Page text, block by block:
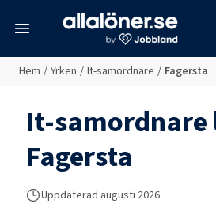
Hem / Yrken / It-samordnare / Fagersta
It-samordnare
Fagersta
Uppdaterad augusti 2026